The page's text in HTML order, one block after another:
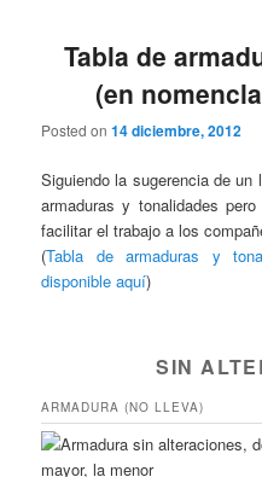
Tabla de
(en
Posted on14 diciembre, 2012
Siguiendo la sugerencia de
armaduras y tonalidades
facilitar el trabajo a los
(Tabla de armaduras y
disponible aquí)
SIN
ARMADURA (NO LLEVA)